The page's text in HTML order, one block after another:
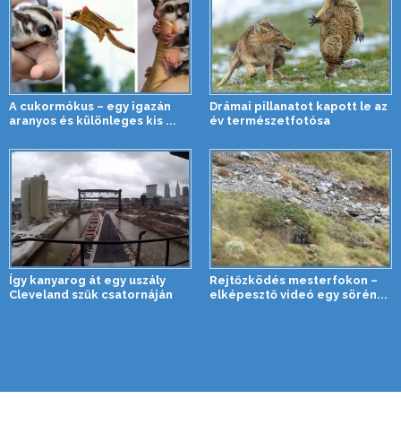
A cukormókus – egy igazán
aranyos és különleges kis ...
Drámai pillanatot kapott le az
év természetfotósa
Így kanyarog át egy uszály
Cleveland szűk csatornáján
Rejtőzködés mesterfokon –
elképesztő videó egy sörén...